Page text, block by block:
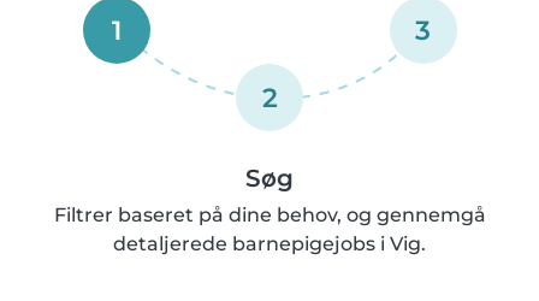
1
2
3
Søg
Filtrer baseret på dine behov, og gennemgå
detaljerede barnepigejobs i Vig.